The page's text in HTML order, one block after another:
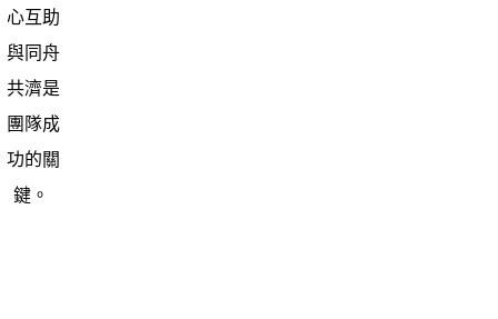
心互助
與同舟
共濟是
團隊成
功的關
鍵。